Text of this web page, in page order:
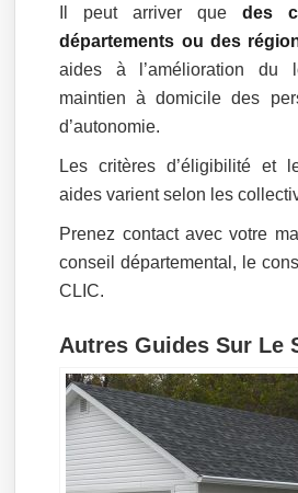
Il peut arriver que des
départements ou des
aides à l’amélioration du
maintien à domicile des
d’autonomie.
Les critères d’éligibilité et
aides varient selon les
Prenez contact avec votre
conseil départemental, le
CLIC.
Autres Guides Sur Le